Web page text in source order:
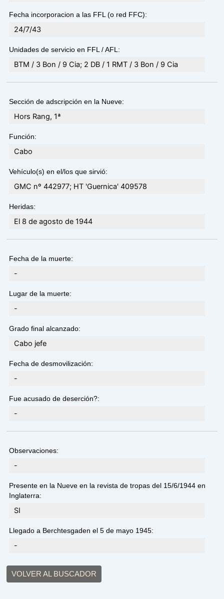
Fecha incorporacion a las FFL (o red FFC):
24/7/43
Unidades de servicio en FFL / AFL:
BTM / 3 Bon / 9 Cia; 2 DB / 1 RMT / 3 Bon / 9 Cia
Sección de adscripción en la Nueve:
Hors Rang, 1ª
Función:
Cabo
Vehículo(s) en el/los que sirvió:
GMC nº 442977; HT 'Guernica' 409578
Heridas:
El 8 de agosto de 1944
Fecha de la muerte:
-
Lugar de la muerte:
-
Grado final alcanzado:
Cabo jefe
Fecha de desmovilización:
-
Fue acusado de deserción?:
-
Observaciones:
-
Presente en la Nueve en la revista de tropas del 15/6/1944 en
Inglaterra:
SI
Llegado a Berchtesgaden el 5 de mayo 1945:
-
VOLVER AL BUSCADOR